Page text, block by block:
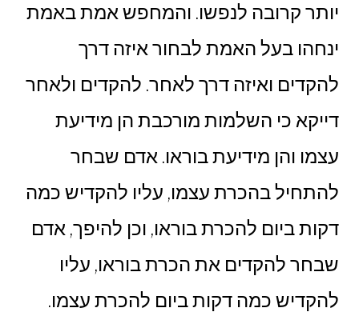
יותר קרובה לנפשו. והמחפש אמת באמת
ינחהו בעל האמת לבחור איזה דרך
להקדים ואיזה דרך לאחר. להקדים ולאחר
דייקא כי השלמות מורכבת הן מידיעת
עצמו והן מידיעת בוראו. אדם שבחר
להתחיל בהכרת עצמו, עליו להקדיש כמה
דקות ביום להכרת בוראו, וכן להיפך, אדם
שבחר להקדים את הכרת בוראו, עליו
להקדיש כמה דקות ביום להכרת עצמו.